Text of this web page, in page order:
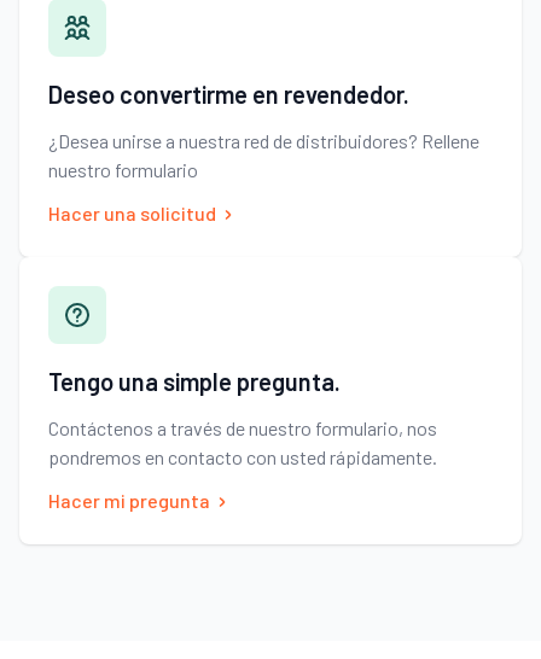
Deseo convertirme en revendedor.
¿Desea unirse a nuestra red de distribuidores? Rellene
nuestro formulario
Hacer una solicitud
Tengo una simple pregunta.
Contáctenos a través de nuestro formulario, nos
pondremos en contacto con usted rápidamente.
Hacer mi pregunta